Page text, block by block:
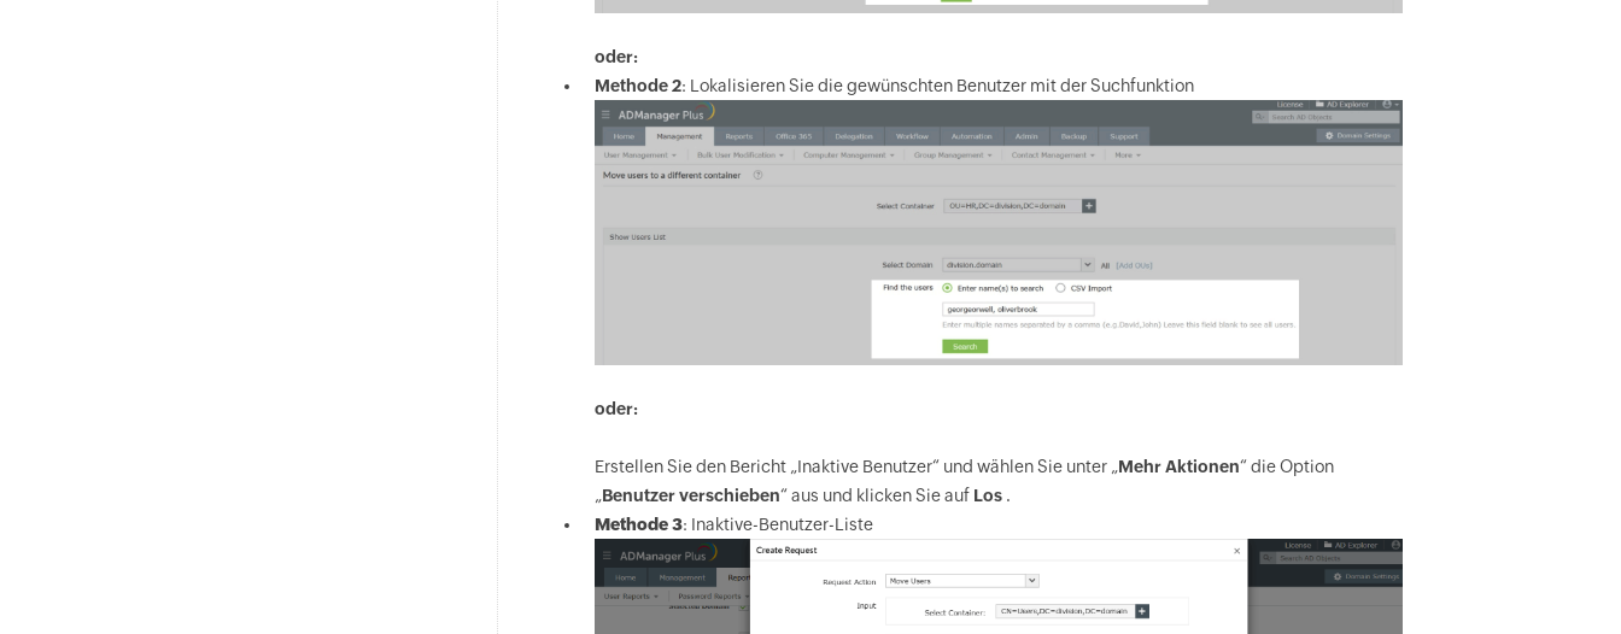
oder:
Methode 2: Lokalisieren Sie die gewünschten Benutzer mit der Suchfunktion
oder:
Erstellen Sie den Bericht „Inaktive Benutzer“ und wählen Sie unter „Mehr Aktionen“ die Option
„Benutzer verschieben“ aus und klicken Sie auf Los .
Methode 3: Inaktive-Benutzer-Liste